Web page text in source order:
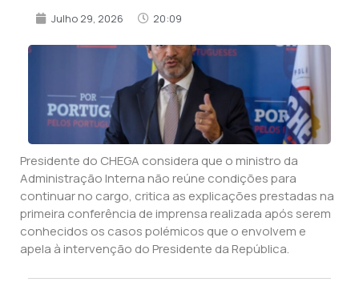
Julho 29, 2026 20:09
Presidente do CHEGA considera que o ministro da
Administração Interna não reúne condições para
continuar no cargo, critica as explicações prestadas na
primeira conferência de imprensa realizada após serem
conhecidos os casos polémicos que o envolvem e
apela à intervenção do Presidente da República.